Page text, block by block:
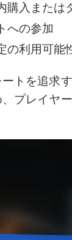
購入または
への参加
の利用可能
トを追求
プレイヤ